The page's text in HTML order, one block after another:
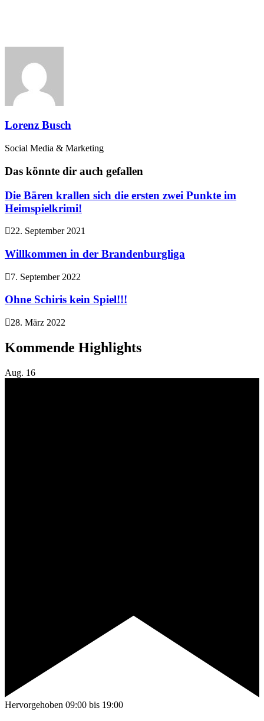
Lorenz Busch
Social Media & Marketing
Das könnte dir auch gefallen
Die Bären krallen sich die ersten zwei Punkte im
Heimspielkrimi!
22. September 2021
Willkommen in der Brandenburgliga
7. September 2022
Ohne Schiris kein Spiel!!!
28. März 2022
Kommende Highlights
Aug. 16
Hervorgehoben 09:00 bis 19:00